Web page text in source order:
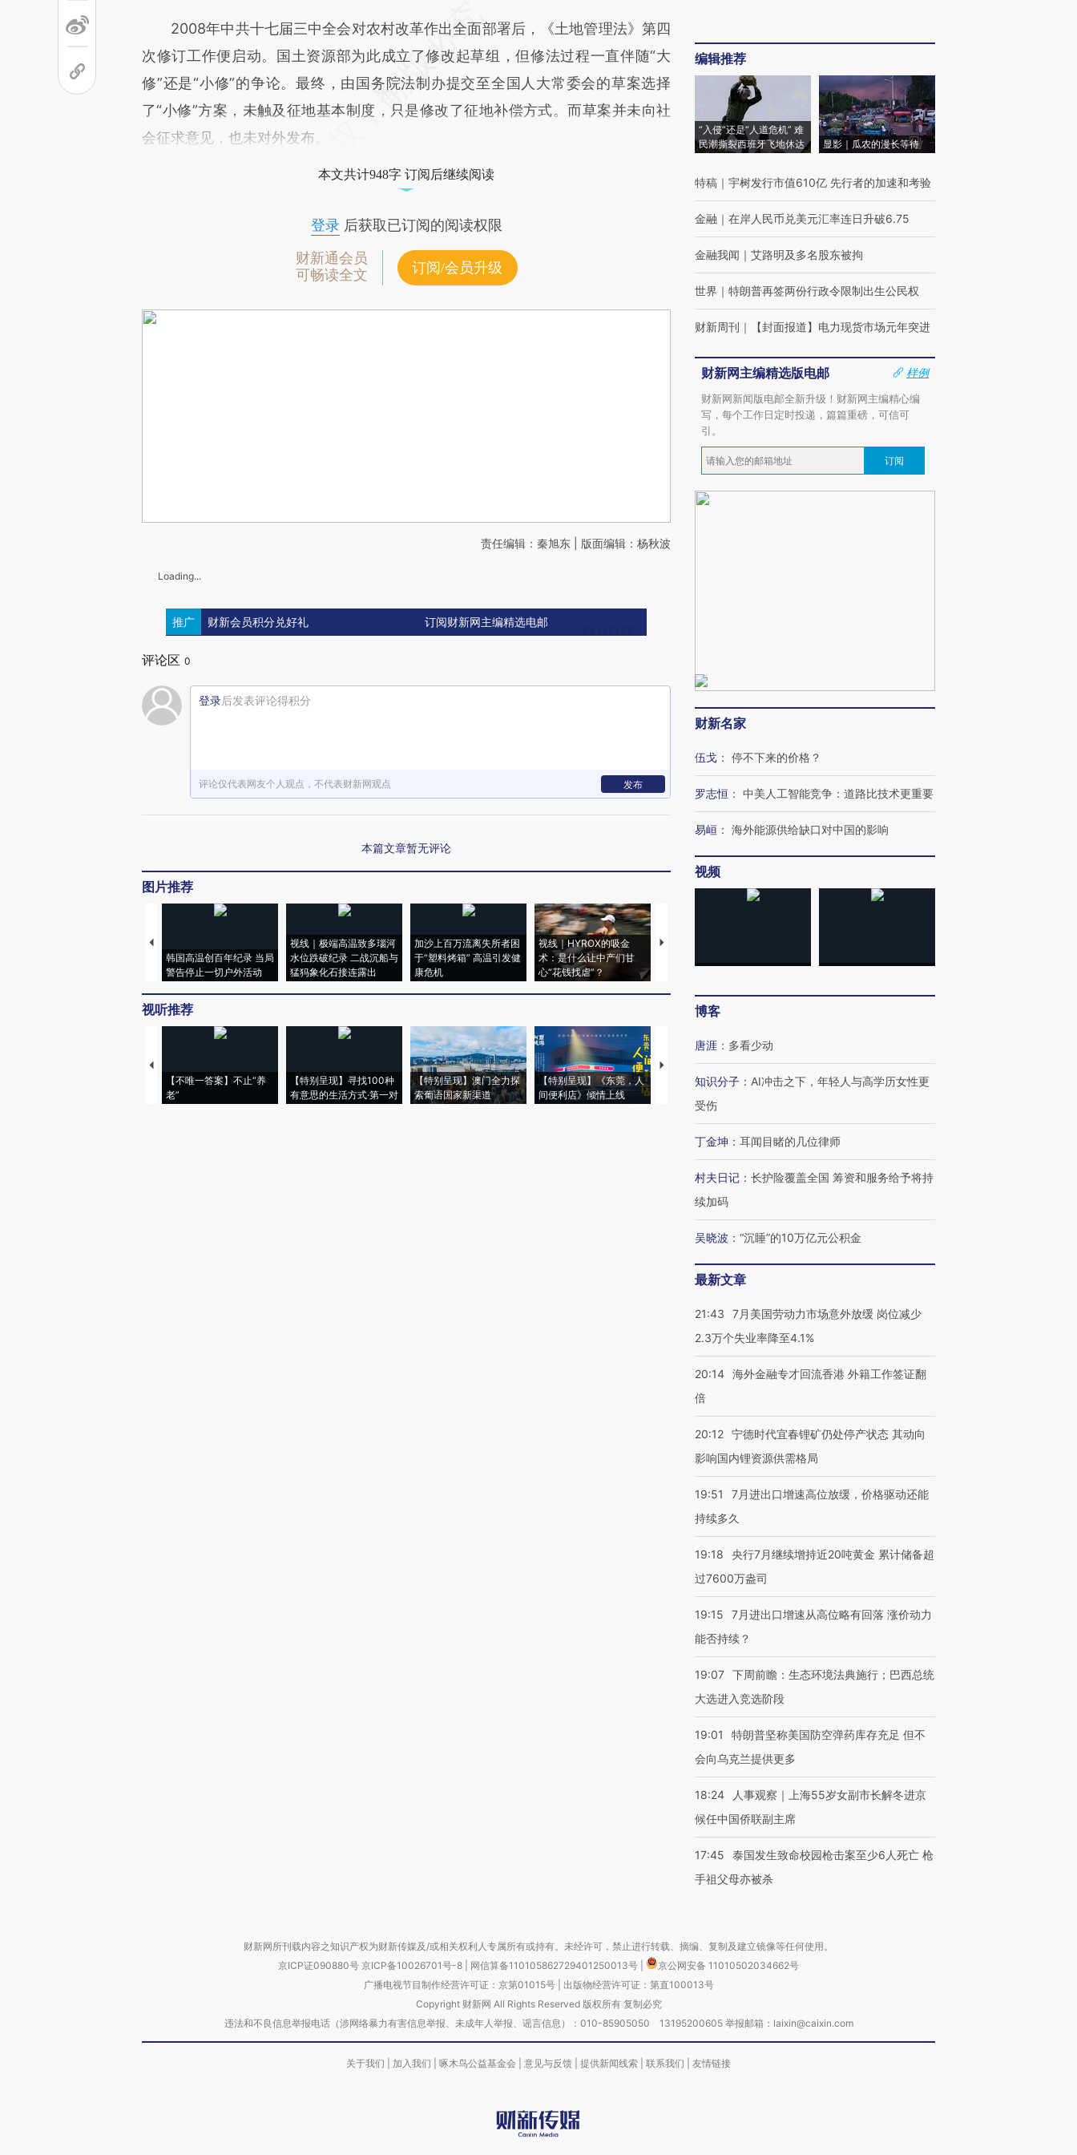
2008年中共十七届三中全会对农村改革作出全面部署后，《土地管理法》第四
次修订工作便启动。国土资源部为此成立了修改起草组，但修法过程一直伴随“大
修”还是“小修”的争论。最终，由国务院法制办提交至全国人大常委会的草案选择
了“小修”方案，未触及征地基本制度，只是修改了征地补偿方式。而草案并未向社
会征求意见，也未对外发布。
本文共计948字 订阅后继续阅读
登录后获取已订阅的阅读权限
财新通会员
可畅读全文
订阅/会员升级
责任编辑：秦旭东 | 版面编辑：杨秋波
Loading...
推广 财新会员积分兑好礼 订阅财新网主编精选电邮
评论区 0
登录后发表评论得积分
评论仅代表网友个人观点，不代表财新网观点 发布
本篇文章暂无评论
图片推荐
韩国高温创百年纪录 当局
警告停止一切户外活动
视线｜极端高温致多瑙河
水位跌破纪录 二战沉船与
猛犸象化石接连露出
加沙上百万流离失所者困
于“塑料烤箱” 高温引发健
康危机
视线｜HYROX的吸金
术：是什么让中产们甘
心“花钱找虐”？
马航飞行员跨国走私7万
视听推荐
【不唯一答案】不止“养
老”
【特别呈现】寻找100种
有意思的生活方式·第一对
【特别呈现】澳门全力探
索葡语国家新渠道
【特别呈现】《东莞，人
间便利店》倾情上线
【推广】走进第四届链博
会，让数智科技“链”接产
【特别呈现】寻找100种
【商旅对话】华住集团
CFO：不靠规模取胜，华
编辑推荐
“入侵”还是“人道危机” 难
民潮撕裂西班牙飞地休达
显影｜瓜农的漫长等待
特稿 ｜ 宇树发行市值610亿 先行者的加速和考验
金融 ｜ 在岸人民币兑美元汇率连日升破6.75
金融我闻 ｜ 艾路明及多名股东被拘
世界 ｜ 特朗普再签两份行政令限制出生公民权
财新周刊 ｜ 【封面报道】电力现货市场元年突进
财新网主编精选版电邮
样例
财新网新闻版电邮全新升级！财新网主编精心编
写，每个工作日定时投递，篇篇重磅，可信可
引。
订阅
财新名家
伍戈 ： 停不下来的价格？
罗志恒 ： 中美人工智能竞争：道路比技术更重要
易峘 ： 海外能源供给缺口对中国的影响
视频
博客
唐涯 ： 多看少动
知识分子 ： AI冲击之下，年轻人与高学历女性更
受伤
丁金坤 ： 耳闻目睹的几位律师
村夫日记 ： 长护险覆盖全国 筹资和服务给予将持
续加码
吴晓波 ： “沉睡”的10万亿元公积金
最新文章
21:43
7月美国劳动力市场意外放缓 岗位减少
2.3万个失业率降至4.1%
20:14 海外金融专才回流香港 外籍工作签证翻
倍
20:12 宁德时代宜春锂矿仍处停产状态 其动向
影响国内锂资源供需格局
19:51
7月进出口增速高位放缓，价格驱动还能
持续多久
19:18
央行7月继续增持近20吨黄金 累计储备超
过7600万盎司
19:15
7月进出口增速从高位略有回落 涨价动力
能否持续？
19:07 下周前瞻：生态环境法典施行；巴西总统
大选进入竞选阶段
19:01
特朗普坚称美国防空弹药库存充足 但不
会向乌克兰提供更多
18:24
人事观察｜上海55岁女副市长解冬进京
候任中国侨联副主席
17:45
泰国发生致命校园枪击案至少6人死亡 枪
手祖父母亦被杀
财新网所刊载内容之知识产权为财新传媒及/或相关权利人专属所有或持有。未经许可，禁止进行转载、摘编、复制及建立镜像等任何使用。
京ICP证090880号 京ICP备10026701号-8 网信算备110105862729401250013号
京公网安备 11010502034662号
广播电视节目制作经营许可证：京第01015号| 出版物经营许可证：第直100013号
Copyright 财新网 All Rights Reserved 版权所有 复制必究
违法和不良信息举报电话（涉网络暴力有害信息举报、未成年人举报、谣言信息）：010-85905050 13195200605 举报邮箱：laixin@caixin.com
关于我们 加入我们 啄木鸟公益基金会 意见与反馈 提供新闻线索 联系我们 友情链接